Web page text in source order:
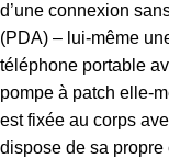
d’une connexion
(PDA) – lui-même
téléphone portable
pompe à patch elle-
est fixée au corps
dispose de sa propre